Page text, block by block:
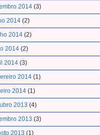
2014 (3)
2014 (2)
2014 (2)
2014 (2)
2014 (3)
2014 (1)
2014 (1)
2013 (4)
2013 (3)
2013 (1)